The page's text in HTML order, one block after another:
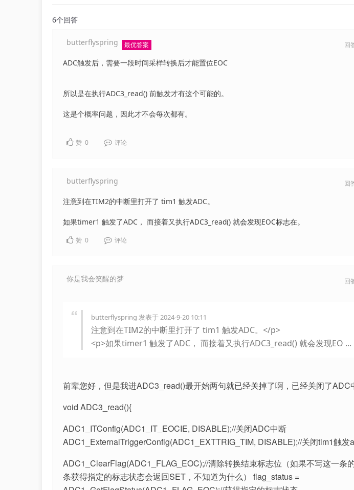
6个回答
butterflyspring 最优答案 回
ADC触发后，需要一段时间采样转换后才能置位EOC
所以是在执行ADC3_read() 前触发才有这个可能的。
这是个概率问题，因此才不会每次都有。
赞 0 评论
butterflyspring 回
注意到在TIM2的中断里打开了 tim1 触发ADC。
如果timer1 触发了ADC， 而接着又执行ADC3_read() 就会发现EOC标志在。
赞 0 评论
你是我会笑醒的梦 回
butterflyspring 发表于 2024-9-20 10:11
注意到在TIM2的中断里打开了 tim1 触发ADC。</p>
<p>如果timer1 触发了ADC， 而接着又执行ADC3_read() 就会发现EO ...
前辈您好，但是我进ADC3_read()最开始两句就已经关掉了啊，已经关闭了ADC
void ADC3_read(){
ADC1_ITConfig(ADC1_IT_EOCIE, DISABLE);//关闭ADC中断
ADC1_ExternalTriggerConfig(ADC1_EXTTRIG_TIM, DISABLE);//关闭tim1触发
ADC1_ClearFlag(ADC1_FLAG_EOC);//清除转换结束标志位（如果不写这一条
条获得指定的标志状态会返回SET，不知道为什么） flag_status =